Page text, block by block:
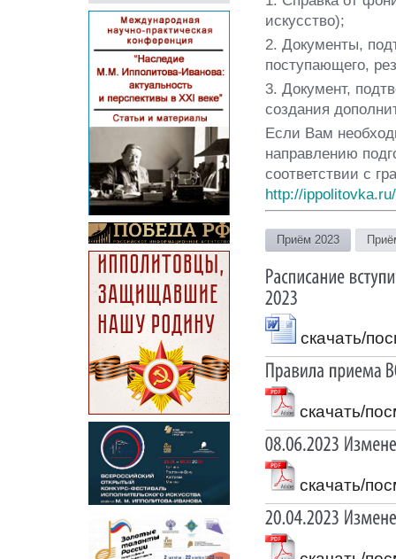
искусство);
2. Документы,
поступающего,
3. Документ,
создания
Если Вам
направлению
соответствии с
http://
Приём 2023
скачать/
скачать/
скачать/